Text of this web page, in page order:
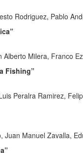
Rodriguez, Pablo
Alberto Milera, Franco
Fishing”
Peralra Ramirez,
Juan Manuel Zavalla,